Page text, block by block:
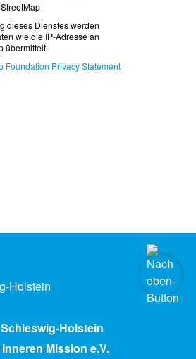
dieses Dienstes werden
wie die IP-Adresse an
übermittelt.
Foundation Privacy Statement
Holstein
Mission e.V.